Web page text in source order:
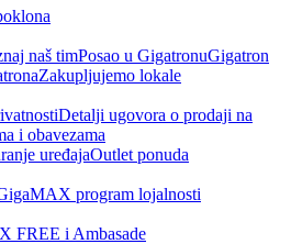
naš timPosao u GigatronuGigatron
Zakupljujemo lokale
Detalji ugovora o prodaji na
i obavezama
uređajaOutlet ponuda
program lojalnosti
FREE i Ambasade